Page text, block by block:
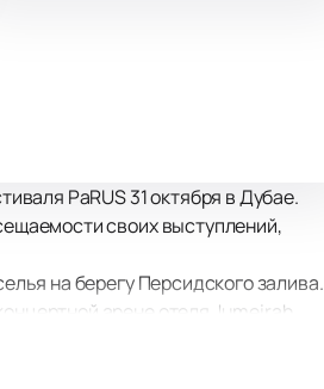
PaRUS 31 октября в Дубае.
своих выступлений,
на берегу Персидского залива.
арене отеля Jumeirah